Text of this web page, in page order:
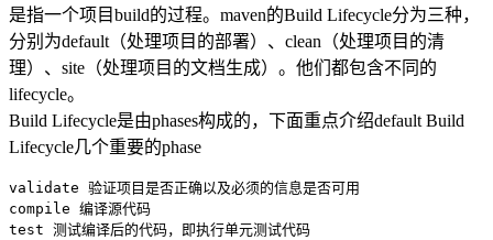
是指一个项目build的过程。maven的Build Lifecycle分为三种，
分别为default（处理项目的部署）、clean（处理项目的清
理）、site（处理项目的文档生成）。他们都包含不同的
lifecycle。
Build Lifecycle是由phases构成的，下面重点介绍default Build
Lifecycle几个重要的phase
validate 验证项目是否正确以及必须的信息是否可用
compile 编译源代码
test 测试编译后的代码，即执行单元测试代码